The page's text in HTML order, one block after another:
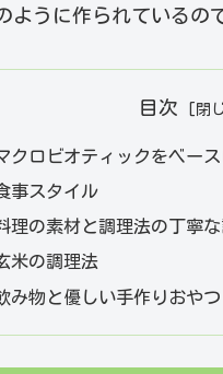
ように作られているの
目次
クロビオティックをベー
事スタイル
理の素材と調理法の丁寧な
米の調理法
み物と優しい手作りおやつ